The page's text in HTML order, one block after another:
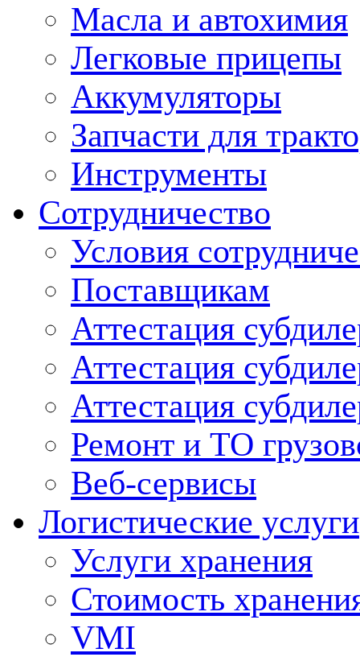
Масла и автохимия
Легковые прицепы
Аккумуляторы
Запчасти для
Инструменты
Сотрудничество
Условия
Поставщикам
Аттестация
Аттестация
Аттестация
Ремонт и ТО
Веб-сервисы
Логистические услуги
Услуги хранения
Стоимость
VMI